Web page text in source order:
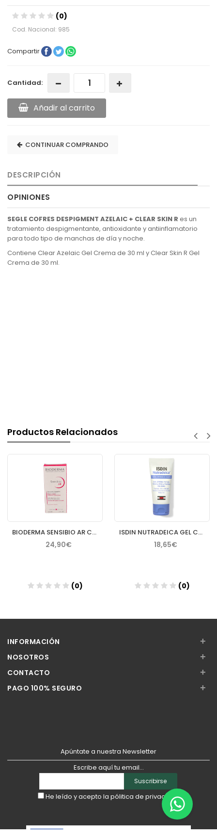
(0)
Cod. Nacional: 985
Compartir
Cantidad:
Añadir al carrito
CONTINUAR COMPRANDO
DESCRIPCIÓN
OPINIONES
SEGLE COFRES DESPIGMENT AZELAIC + CLEAR SKIN R es un
tratamiento despigmentante, antioxidante y antiinflamatorio
para todo tipo de manchas de día y noche.
Contiene Clear Azelaic Gel Crema de 30 ml y Clear Skin R Gel
Crema de 30 ml.
Productos Relacionados
BIODERMA SENSIBIO AR CREMA 40 ML
24,90€
(0)
ISDIN NUTRADEICA GEL CREMA FACIAL PIEL SEBORREICA 50 ML
18,65€
(0)
INFORMACIÓN +
NOSOTROS +
CONTACTO +
PAGO 100% SEGURO +
Apúntate a nuestra Newsletter
Escribe aquí tu email...
Suscribirse
He leído y acepto la pólitica de privacidad